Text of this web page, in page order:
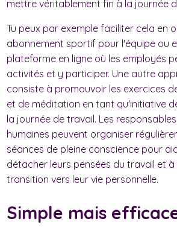
mettre véritablement fin à la journée
Tu peux par exemple faciliter cela en
abonnement sportif pour l'équipe ou
plateforme en ligne où les employés
activités et y participer. Une autre
consiste à promouvoir les exercices
et de méditation en tant qu'initiative
la journée de travail. Les
humaines peuvent organiser
séances de pleine conscience pour
détacher leurs pensées du travail et
transition vers leur vie personnelle.
Simple mais